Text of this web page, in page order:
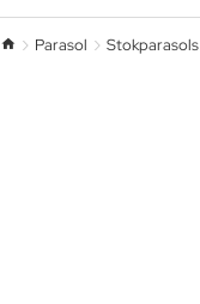
Parasol Stokparasols